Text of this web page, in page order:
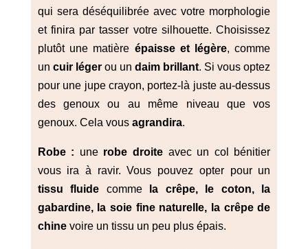
qui sera déséquilibrée avec votre morphologie
et finira par tasser votre silhouette. Choisissez
plutôt une matière épaisse et légère, comme
un cuir légerou undaim brillant. Si vous optez
pour une jupe crayon, portez-là juste au-dessus
des genoux ou au même niveau que vos
genoux. Cela vous agrandira.
Robe : une robe droite avec un col bénitier
vous ira à ravir. Vous pouvez opter pour un
tissu fluide comme
la crêpe, le coton, la
gabardine, la soie fine naturelle, la crêpe de
chinevoire un tissu un peu plus épais.